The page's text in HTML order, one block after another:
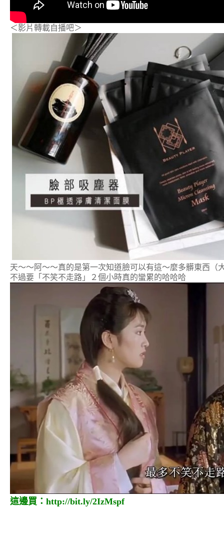
＜影片轉載自播吧＞
天～～阿～～真的是第一次知道臉可以有這～麼多髒東西（
不過要「不笑不走路」２個小時真的蠻累的哈哈哈
這邊買： http://bit.ly/2IzMspf